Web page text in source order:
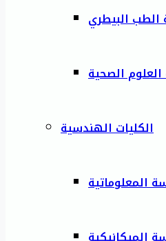
الطب البيطري
العلوم الصحية
الكليات الهندسية
المعلوماتية